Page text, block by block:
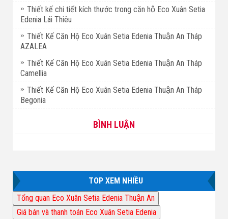
Thiết kế chi tiết kích thước trong căn hộ Eco Xuân Setia
Edenia Lái Thiêu
Thiết Kế Căn Hộ Eco Xuân Setia Edenia Thuận An Tháp
AZALEA
Thiết Kế Căn Hộ Eco Xuân Setia Edenia Thuận An Tháp
Camellia
Thiết Kế Căn Hộ Eco Xuân Setia Edenia Thuận An Tháp
Begonia
BÌNH LUẬN
TOP XEM NHIỀU
Tổng quan Eco Xuân Setia Edenia Thuận An
Giá bán và thanh toán Eco Xuân Setia Edenia